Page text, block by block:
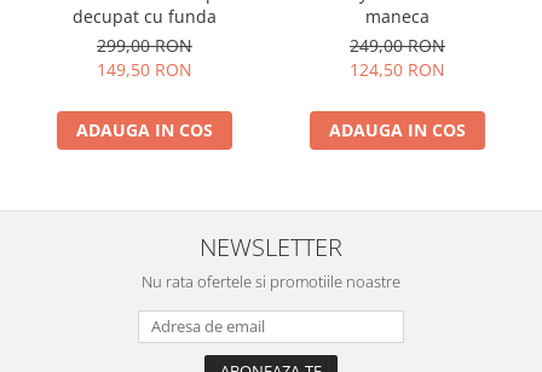
decupat cu funda
299,00 RON
149,50 RON
ADAUGA IN COS
maneca
249,00 RON
124,50 RON
ADAUGA IN COS
NEWSLETTER
Nu rata ofertele si promotiile noastre